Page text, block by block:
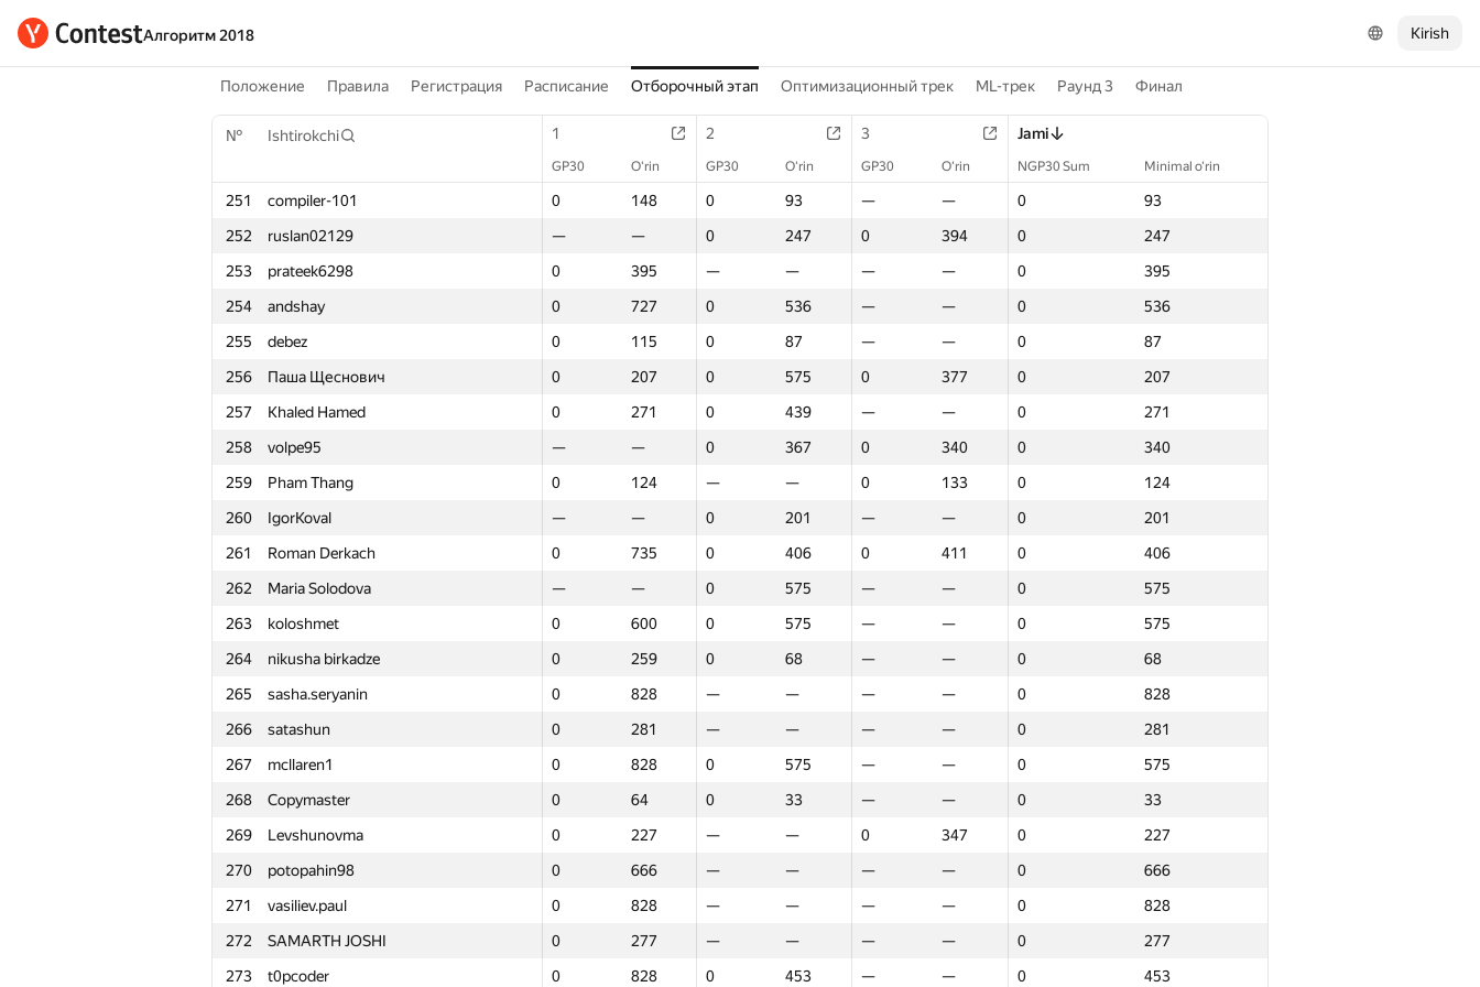
Алгоритм 2018 Kirish
Положение Правила Регистрация Расписание Отборочный этап Оптимизационный трек ML-трек Раунд 3 Финал
№ Ishtirokchi 1 2 3 Jami
GP30 O‘rin GP30 O‘rin GP30 O‘rin NGP30 Sum Minimal o‘rin
251 compiler-101 0 148 0 93 — — 0
93
252
ruslan02129 — — 0 247 0 394 0
247
253
prateek6298 0 395 — — — — 0
395
254
andshay 0 727 0 536 — — 0
536
255
debez 0 115 0 87 — — 0
87
256
Паша Щеснович 0 207 0 575 0 377 0
207
257
Khaled Hamed 0 271 0 439 — — 0
271
258
volpe95 — — 0 367 0 340 0
340
259
Pham Thang 0 124 — — 0 133 0
124
260
IgorKoval — — 0 201 — — 0
201
261
Roman Derkach 0 735 0 406 0 411 0
406
262
Maria Solodova — — 0 575 — — 0
575
263
koloshmet 0 600 0 575 — — 0
575
264
nikusha birkadze 0 259 0 68 — — 0
68
265
sasha.seryanin 0 828 — — — — 0
828
266
satashun 0 281 — — — — 0
281
267
mcllaren1 0 828 0 575 — — 0
575
268
Copymaster 0 64 0 33 — — 0
33
269
Levshunovma 0 227 — — 0 347 0
227
270
potopahin98 0 666 — — — — 0
666
271
vasiliev.paul 0 828 — — — — 0
828
272
SAMARTH JOSHI 0 277 — — — — 0
277
273
t0pcoder 0 828 0 453 — — 0
453
Ishtirokchi 1 Jami
GP30 O‘rin GP30 O‘rin NGP30 Sum Minimal o‘rin